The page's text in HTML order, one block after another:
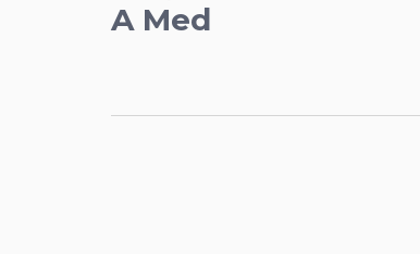
A Med